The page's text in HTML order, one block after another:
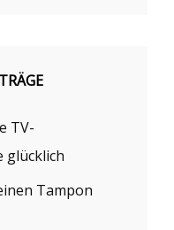
TV-
glücklich
Tampon